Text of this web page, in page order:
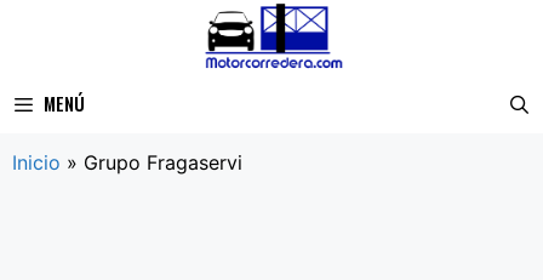
MENÚ
Inicio » Grupo Fragaservi